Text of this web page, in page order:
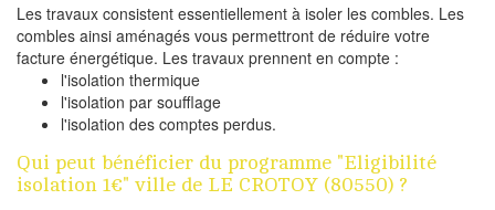
Les travaux consistent essentiellement à isoler les combles. Les
combles ainsi aménagés vous permettront de réduire votre
facture énergétique. Les travaux prennent en compte :
l'isolation thermique
l'isolation par soufflage
l'isolation des comptes perdus.
Qui peut bénéficier du programme "Eligibilité
isolation 1€" ville de LE CROTOY (80550) ?